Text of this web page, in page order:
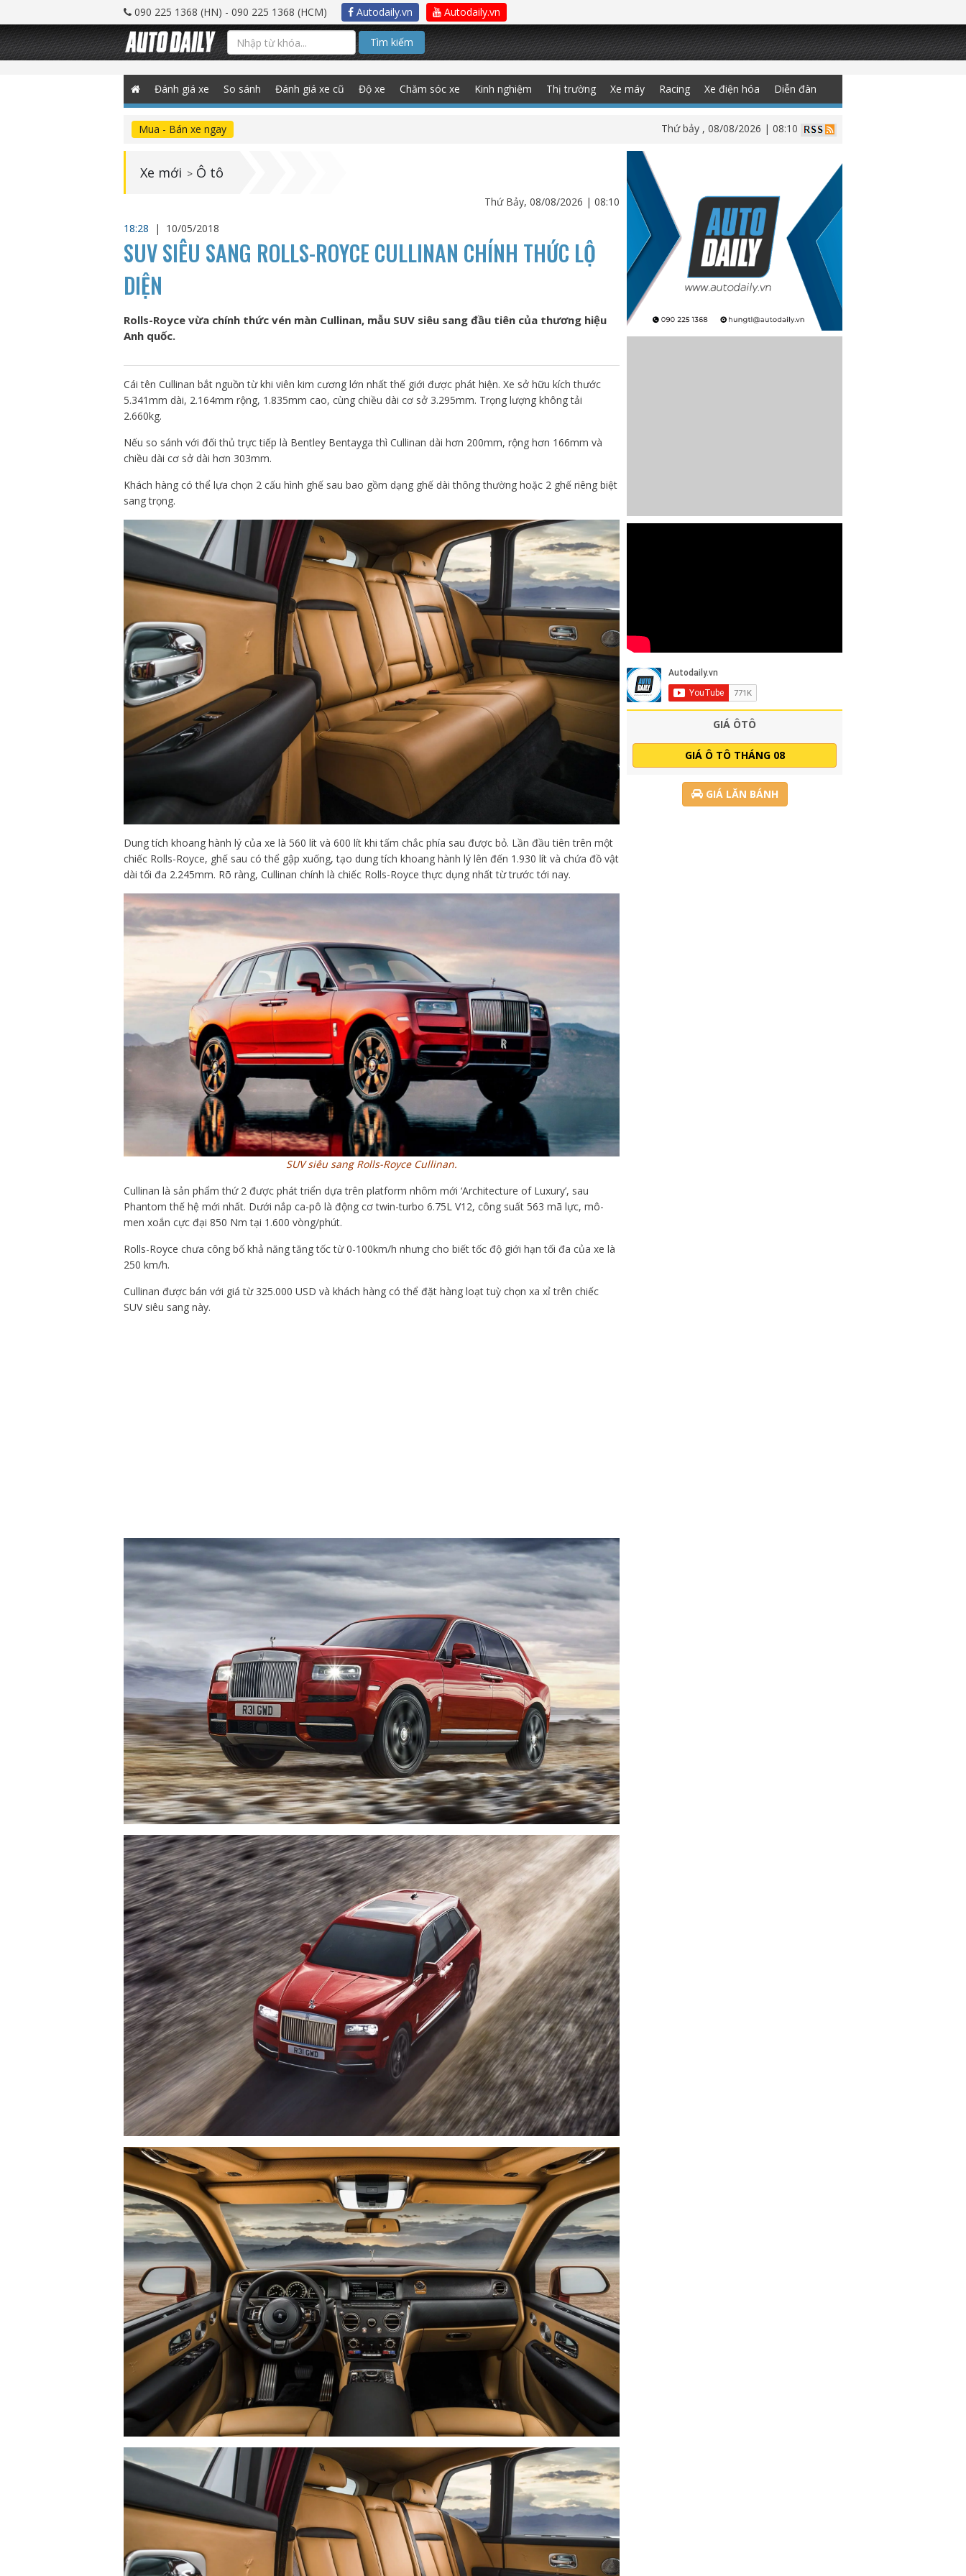
090 225 1368 (HN) - 090 225 1368 (HCM) Autodaily.vn Autodaily.vn
Tìm kiếm
Đánh giá xe So sánh Đánh giá xe cũ Độ xe Chăm sóc xe Kinh nghiệm Thị trường Xe máy Racing Xe điện hóa Diễn đàn
Mua - Bán xe ngay Thứ bảy , 08/08/2026 | 08:10
Xe mới > Ô tô
Thứ Bảy, 08/08/2026 | 08:10
18:28
| 10/05/2018
SUV SIÊU SANG ROLLS-ROYCE CULLINAN CHÍNH THỨC LỘ
DIỆN
Rolls-Royce vừa chính thức vén màn Cullinan, mẫu SUV siêu sang đầu tiên của thương hiệu
Anh quốc.
Cái tên Cullinan bắt nguồn từ khi viên kim cương lớn nhất thế giới được phát hiện. Xe sở hữu kích thước
5.341mm dài, 2.164mm rộng, 1.835mm cao, cùng chiều dài cơ sở 3.295mm. Trọng lượng không tải
2.660kg.
Nếu so sánh với đối thủ trực tiếp là Bentley Bentayga thì Cullinan dài hơn 200mm, rộng hơn 166mm và
chiều dài cơ sở dài hơn 303mm.
Khách hàng có thể lựa chọn 2 cấu hình ghế sau bao gồm dạng ghế dài thông thường hoặc 2 ghế riêng biệt
sang trọng.
Dung tích khoang hành lý của xe là 560 lít và 600 lít khi tấm chắc phía sau được bỏ. Lần đầu tiên trên một
chiếc Rolls-Royce, ghế sau có thể gập xuống, tạo dung tích khoang hành lý lên đến 1.930 lít và chứa đồ vật
dài tối đa 2.245mm. Rõ ràng, Cullinan chính là chiếc Rolls-Royce thực dụng nhất từ trước tới nay.
SUV siêu sang Rolls-Royce Cullinan.
Cullinan là sản phẩm thứ 2 được phát triển dựa trên platform nhôm mới ‘Architecture of Luxury’, sau
Phantom thế hệ mới nhất. Dưới nắp ca-pô là động cơ twin-turbo 6.75L V12, công suất 563 mã lực, mô-
men xoắn cực đại 850 Nm tại 1.600 vòng/phút.
Rolls-Royce chưa công bố khả năng tăng tốc từ 0-100km/h nhưng cho biết tốc độ giới hạn tối đa của xe là
250 km/h.
Cullinan được bán với giá từ 325.000 USD và khách hàng có thể đặt hàng loạt tuỳ chọn xa xỉ trên chiếc
SUV siêu sang này.
GIÁ ÔTÔ
GIÁ Ô TÔ THÁNG 08
GIÁ LĂN BÁNH